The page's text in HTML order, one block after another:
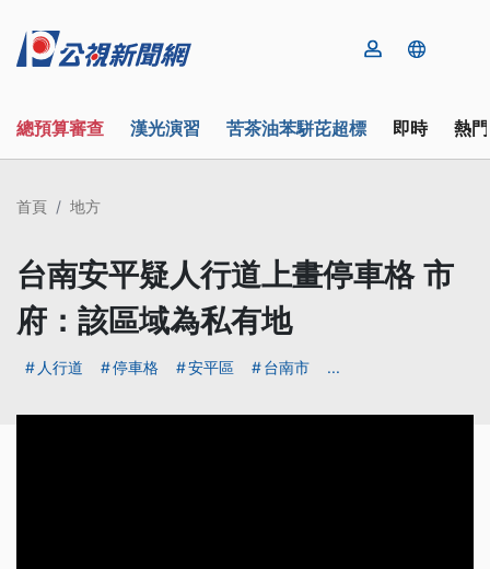
總預算審查 漢光演習 苦茶油苯駢芘超標 即時 熱
首頁 地方
台南安平疑人行道上畫停車格 市
府：該區域為私有地
人行道 停車格 安平區 台南市 ...